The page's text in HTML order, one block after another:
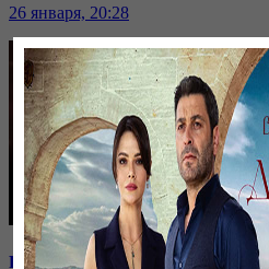
26 января, 20:28
Ранние браки в Казахстане: